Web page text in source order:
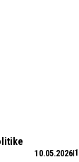
10.05.2026